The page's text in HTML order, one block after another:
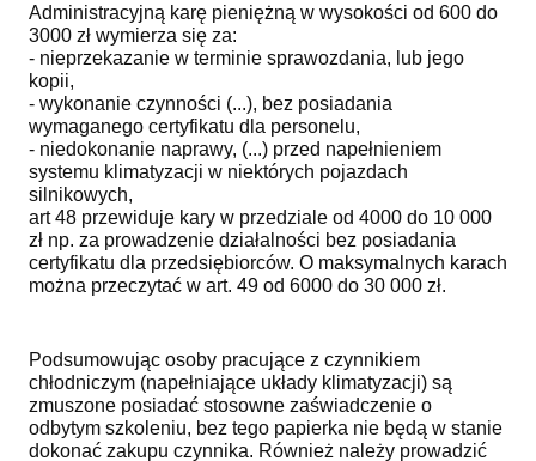
Administracyjną karę pieniężną w wysokości od 600 do
3000 zł wymierza się za:
- nieprzekazanie w terminie sprawozdania, lub jego
kopii,
- wykonanie czynności (...), bez posiadania
wymaganego certyfikatu dla personelu,
- niedokonanie naprawy, (...) przed napełnieniem
systemu klimatyzacji w niektórych pojazdach
silnikowych,
art 48 przewiduje kary w przedziale od 4000 do 10 000
zł np. za prowadzenie działalności bez posiadania
certyfikatu dla przedsiębiorców. O maksymalnych karach
można przeczytać w art. 49 od 6000 do 30 000 zł.
Podsumowując osoby pracujące z czynnikiem
chłodniczym (napełniające układy klimatyzacji) są
zmuszone posiadać stosowne zaświadczenie o
odbytym szkoleniu, bez tego papierka nie będą w stanie
dokonać zakupu czynnika. Również należy prowadzić